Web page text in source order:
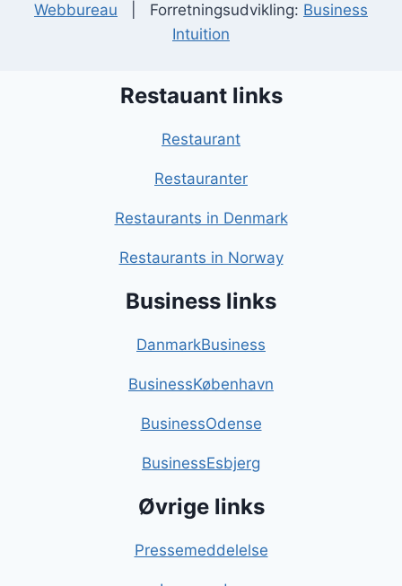
Webbureau | Forretningsudvikling: Business
Intuition
Restauant links
Restaurant
Restauranter
Restaurants in Denmark
Restaurants in Norway
Business links
DanmarkBusiness
BusinessKøbenhavn
BusinessOdense
BusinessEsbjerg
Øvrige links
Pressemeddelelse